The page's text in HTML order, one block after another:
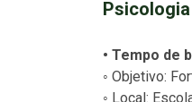
• Tempo de
◦ Objetivo:
◦ Local: